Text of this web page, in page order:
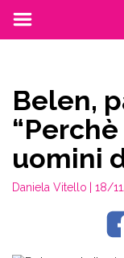
Belen,
uomini
Daniela Vitello | 18/